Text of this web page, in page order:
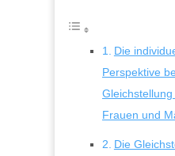
Die
Perspektive
Frauen und
Die